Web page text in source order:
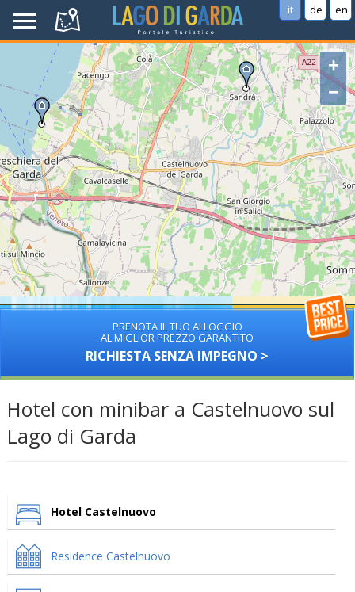
it de en
+
−
PRENOTA IL TUO ALLOGGIO
AL MIGLIOR PREZZO GARANTITO
RICHIESTA SENZA IMPEGNO >
Hotel con minibar a Castelnuovo sul
Lago di Garda
Hotel Castelnuovo
Residence Castelnuovo